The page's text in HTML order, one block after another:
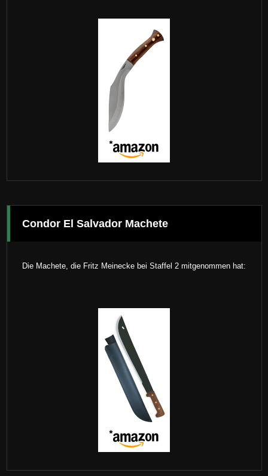
Condor El Salvador Machete
Die Machete, die Fritz Meinecke bei Staffel 2 mitgenommen hat: